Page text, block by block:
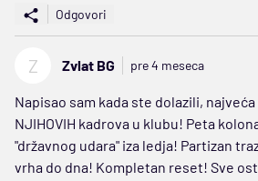
Odgovori
Z Zvlat BG pre 4 meseca
Napisao sam kada ste dolazili,
NJIHOVIH kadrova u klubu! Peta
"državnog udara" iza ledja! Partizan
vrha do dna! Kompletan reset! Sve